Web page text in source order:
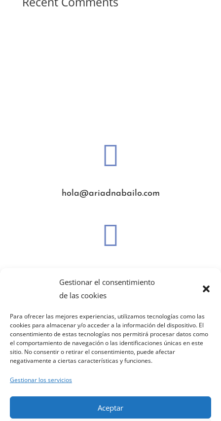
Gestionar el consentimiento
de las cookies
Para ofrecer las mejores experiencias, utilizamos tecnologías como las
cookies para almacenar y/o acceder a la información del dispositivo. El
consentimiento de estas tecnologías nos permitirá procesar datos como
el comportamiento de navegación o las identificaciones únicas en este
sitio. No consentir o retirar el consentimiento, puede afectar
negativamente a ciertas características y funciones.
Gestionar los servicios
Aceptar

hola@ariadnabailo.com


ariadnabailo